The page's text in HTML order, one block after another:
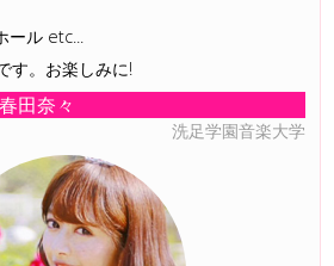
ール etc...
す。お楽しみに!
田奈々
洗足学園音楽大学